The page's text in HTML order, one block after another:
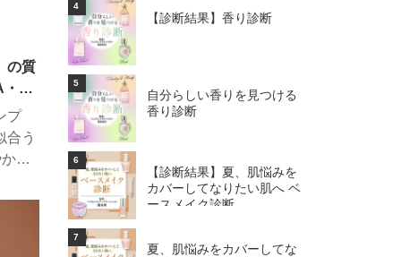
の質
C
り
プ
合う
な
明る
や
れ
4
【診断結果】香り診断
5
自分らしい香りを見つける
香り診断
6
【診断結果】夏、肌悩みを
カバーしてなりたい肌へ ベ
ースメイク診断
7
夏、肌悩みをカバーしてな